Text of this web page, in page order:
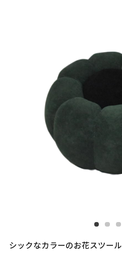
シックなカラーのお花スツール